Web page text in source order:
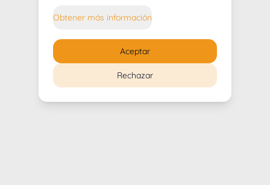
Obtener más información
Rechazar
Aceptar